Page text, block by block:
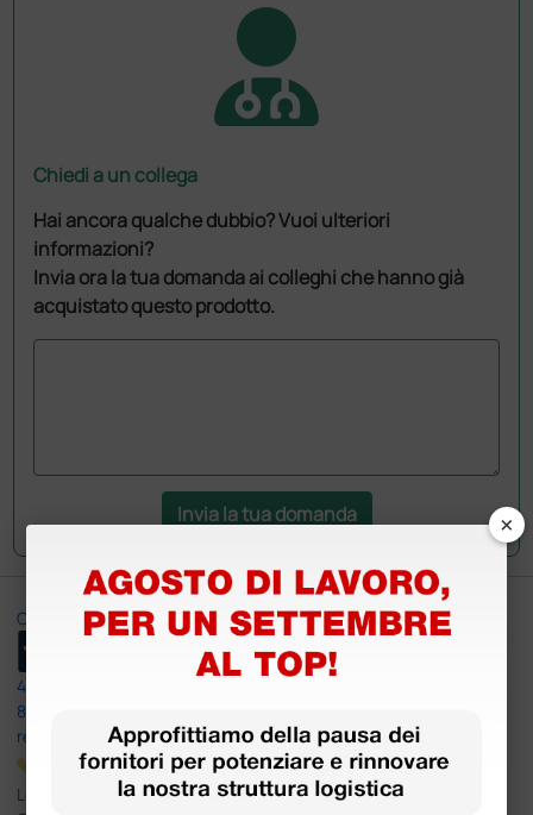
Chiedi a un collega
Hai ancora qualche dubbio? Vuoi ulteriori
informazioni?
Invia ora la tua domanda ai colleghi che hanno già
acquistato questo prodotto.
Invia la tua domanda
Ottimo
4,6
8.330
recensioni
Le nostre recensioni a 4 e 5 stelle.
×